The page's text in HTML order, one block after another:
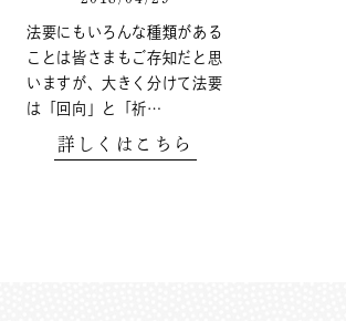
法要にもいろんな種類がある
ことは皆さまもご存知だと思
いますが、大きく分けて法要
は「回向」と「祈…
詳しくはこちら